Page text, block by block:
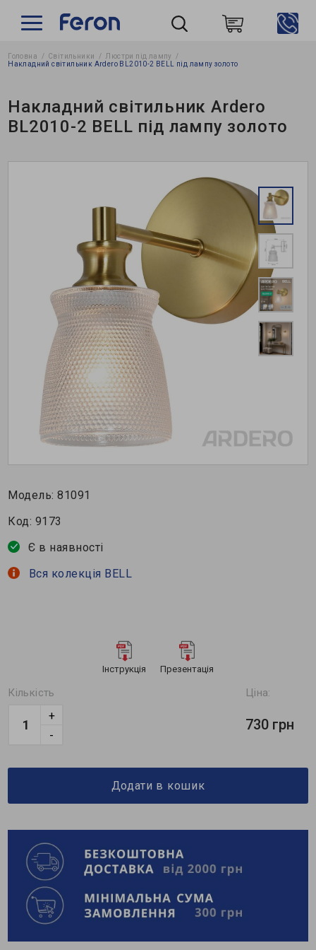
Головна Світильники
Люстри під лампу
Накладний світильник Ardero BL2010-2 BELL під лампу золото
Накладний світильник Ardero
BL2010-2 BELL під лампу золото
Модель:81091
Код: 9173
Є в наявності
Вся колекція BELL
Інструкція Презентація
Кількість
-
+
Ціна:
730 грн
Додати в кошик